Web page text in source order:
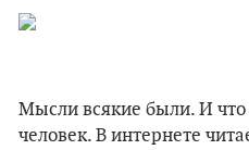
Мысли всякие были. И что
человек. В интернете